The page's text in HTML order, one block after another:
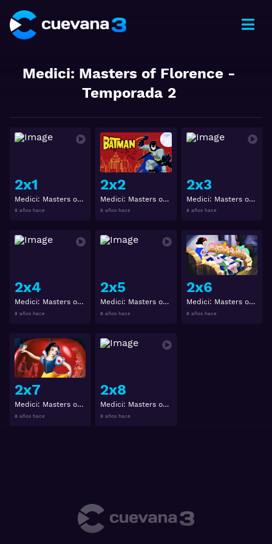
Medici: Masters of Florence-
Temporada 2
2x1
Medici: Masters of Florence 2x1
8 años hace
Ver
2x2
Medici: Masters of Florence 2x2
8 años hace
Ver
2x3
Medici: Masters of Florence 2x3
8 años hace
2x4
Medici: Masters of Florence 2x4
8 años hace
Ver
2x5
Medici: Masters of Florence 2x5
8 años hace
Ver
2x6
Medici: Masters of Florence 2x6
8 años hace
2x7
Medici: Masters of Florence 2x7
8 años hace
Ver
2x8
Medici: Masters of Florence 2x8
8 años hace